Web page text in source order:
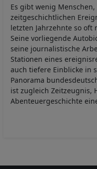
Es gibt wenig
zeitgeschichtlichen
letzten Jahrzehnte so
Seine vorliegende
seine journalistische
Stationen eines
auch tiefere Einblicke in
Panorama
ist zugleich
Abenteuergeschichte